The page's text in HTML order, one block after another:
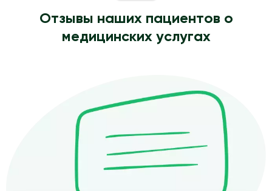
Отзывы наших пациентов о
медицинских услугах